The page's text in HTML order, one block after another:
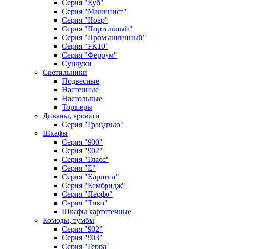
Серия "Куб"
Серия "Машинист"
Серия "Ноер"
Серия "Портальный"
Серия "Промышленный"
Серия "РК10"
Серия "Феррум"
Сундуки
Светильники
Подвесные
Настенные
Настольные
Торшеры
Диваны, кровати
Серия "Грандвью"
Шкафы
Серия "900"
Серия "902"
Серия "Гласс"
Серия "Е"
Серия "Карнеги"
Серия "Кембридж"
Серия "Перфо"
Серия "Тико"
Шкафы картотечные
Комоды, тумбы
Серия "902"
Серия "903"
Серия "Герра"